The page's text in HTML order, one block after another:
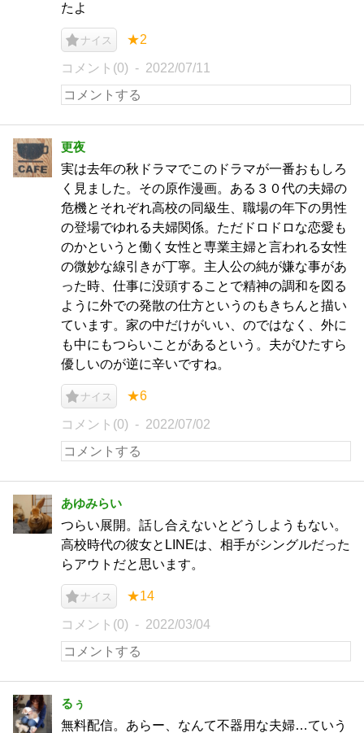
たよ
ナイス ★2
コメント(0) 2022/07/11
更夜
実は去年の秋ドラマでこのドラマが一番おもしろ
く見ました。その原作漫画。ある３０代の夫婦の
危機とそれぞれ高校の同級生、職場の年下の男性
の登場でゆれる夫婦関係。ただドロドロな恋愛も
のかというと働く女性と専業主婦と言われる女性
の微妙な線引きが丁寧。主人公の純が嫌な事があ
った時、仕事に没頭することで精神の調和を図る
ように外での発散の仕方というのもきちんと描い
ています。家の中だけがいい、のではなく、外に
も中にもつらいことがあるという。夫がひたすら
優しいのが逆に辛いですね。
ナイス ★6
コメント(0) 2022/07/02
あゆみらい
つらい展開。話し合えないとどうしようもない。
高校時代の彼女とLINEは、相手がシングルだった
らアウトだと思います。
ナイス ★14
コメント(0) 2022/03/04
るぅ
無料配信。あらー、なんて不器用な夫婦…ていう